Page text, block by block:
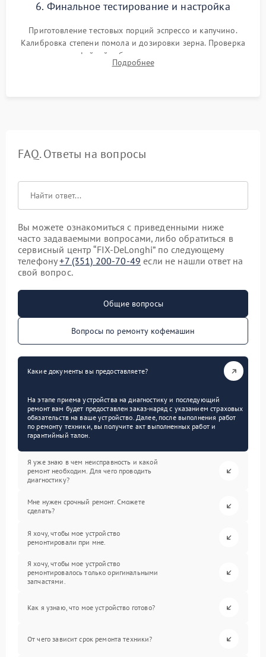
6. Финальное тестирование и настройка
Приготовление тестовых порций эспрессо и капучино.
Калибровка степени помола и дозировки зерна. Проверка
плотности кофейной таблетки, температуры напитка и
качества молочной пены. Контроль отсутствия посторонних
Подробнее
FAQ. Ответы на вопросы
Вы можете ознакомиться с приведенными ниже
часто задаваемыми вопросами, либо обратиться в
сервисный центр “FIX-DeLonghi” по следующему
телефону+7 (351) 200-70-49 если не нашли ответ на
свой вопрос.
Общие вопросы
Вопросы по ремонту кофемашин
Какие документы вы предоставляете?
На этапе приема устройства на диагностику и последующий
ремонт вам будет предоставлен заказ-наряд с указанием страховых
обязательств на ваше устройство. Далее, после выполнения работ
по ремонту техники, вы получите акт выполненных работ и
гарантийный талон.
Я уже знаю в чем неисправность и какой
ремонт необходим. Для чего проводить
диагностику?
Мне нужен срочный ремонт. Сможете
сделать?
Я хочу, чтобы мое устройство
ремонтировали при мне.
Я хочу, чтобы мое устройство
ремонтировалось только оригинальными
запчастями.
Как я узнаю, что мое устройство готово?
От чего зависит срок ремонта техники?